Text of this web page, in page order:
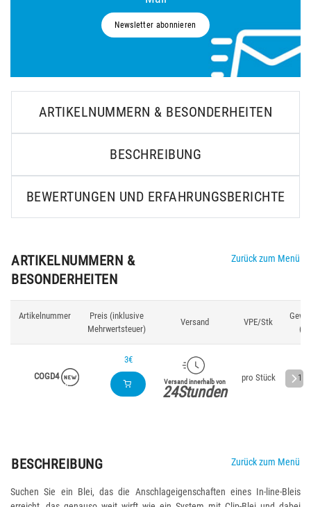
Newsletter abonnieren
ARTIKELNUMMERN & BESONDERHEITEN
BESCHREIBUNG
BEWERTUNGEN UND ERFAHRUNGSBERICHTE
ARTIKELNUMMERN &
BESONDERHEITEN
Zurück zum Menü
Artikelnummer
Preis (inklusive
Mehrwertsteuer)
Versand VPE/Stk
(g)
COGD4
3€
Versand innerhalb von
24Stunden
pro Stück 112
BESCHREIBUNG Zurück zum Menü
Suchen Sie ein Blei, das die Anschlageigenschaften eines In-line-Bleis